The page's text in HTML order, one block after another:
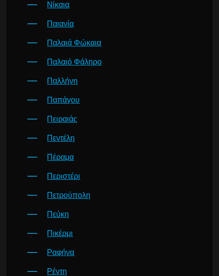
Νίκαια
Παιανία
Παλαιά Φώκαια
Παλαιό Φάληρο
Παλλήνη
Παπάγου
Πειραιάς
Πεντέλη
Πέραμα
Περιστέρι
Πετρούπολη
Πεύκη
Πικέρμι
Ραφήνα
Ρέντη